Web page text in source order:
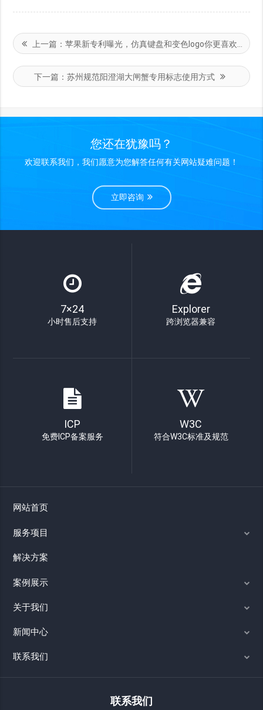
上一篇：苹果新专利曝光，仿真键盘和变色logo你更喜欢哪个？
下一篇：苏州规范阳澄湖大闸蟹专用标志使用方式
您还在犹豫吗？
欢迎联系我们，我们愿意为您解答任何有关网站疑难问题！
立即咨询
7×24
小时售后支持
Explorer
跨浏览器兼容
ICP
免费ICP备案服务
W3C
符合W3C标准及规范
网站首页
服务项目
解决方案
案例展示
关于我们
新闻中心
联系我们
联系我们